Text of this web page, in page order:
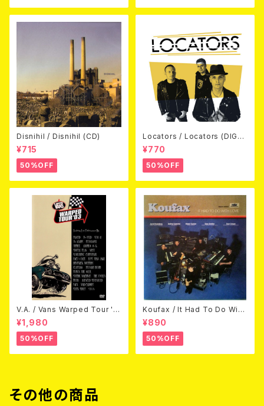
Disnihil / Disnihil (CD)
¥715
50%OFF
Locators / Locators (DIGPA
CK CD)
¥770
50%OFF
V.A. / Vans Warped Tour '0
3 (DVD)
¥1,980
50%OFF
Koufax / It Had To Do With
Love (CD)
¥890
50%OFF
その他の商品